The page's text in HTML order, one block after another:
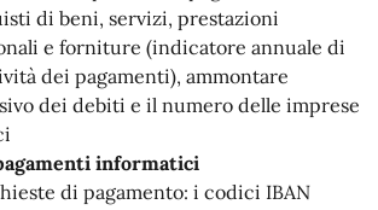
di beni, servizi, prestazioni
e forniture (indicatore annuale di
dei pagamenti), ammontare
dei debiti e il numero delle imprese
informatici
di pagamento: i codici IBAN